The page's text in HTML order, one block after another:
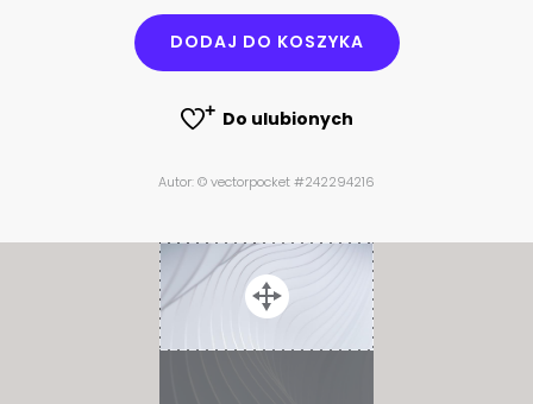
DODAJ DO KOSZYKA
Do ulubionych
Autor: © vectorpocket #242294216